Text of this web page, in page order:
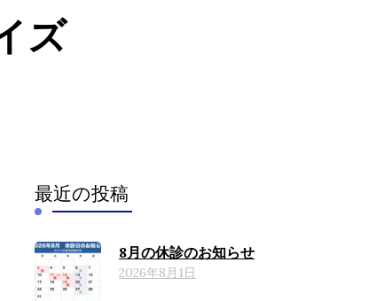
ズ
最近の投稿
8月の休診のお知らせ
2026年8月1日